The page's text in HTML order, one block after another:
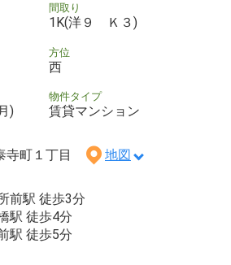
間取り
1K(洋９ Ｋ３)
方位
西
)
物件タイプ
賃貸マンション
寺町１丁目 地図
前駅 徒歩3分
駅 徒歩4分
駅 徒歩5分